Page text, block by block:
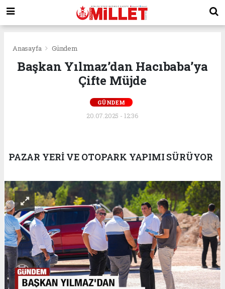
Anasayfa Gündem
Başkan Yılmaz’dan Hacıbaba’ya
Çifte Müjde
GÜNDEM
20.07.2025 - 12:36
PAZAR YERİ VE OTOPARK YAPIMI SÜRÜYOR